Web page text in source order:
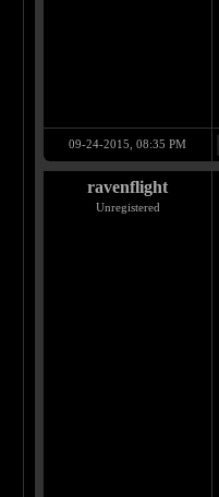
09-24-2015, 08:35 PM
ravenflight
Unregistered